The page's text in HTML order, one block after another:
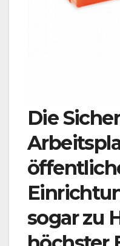
Die
sogar zu